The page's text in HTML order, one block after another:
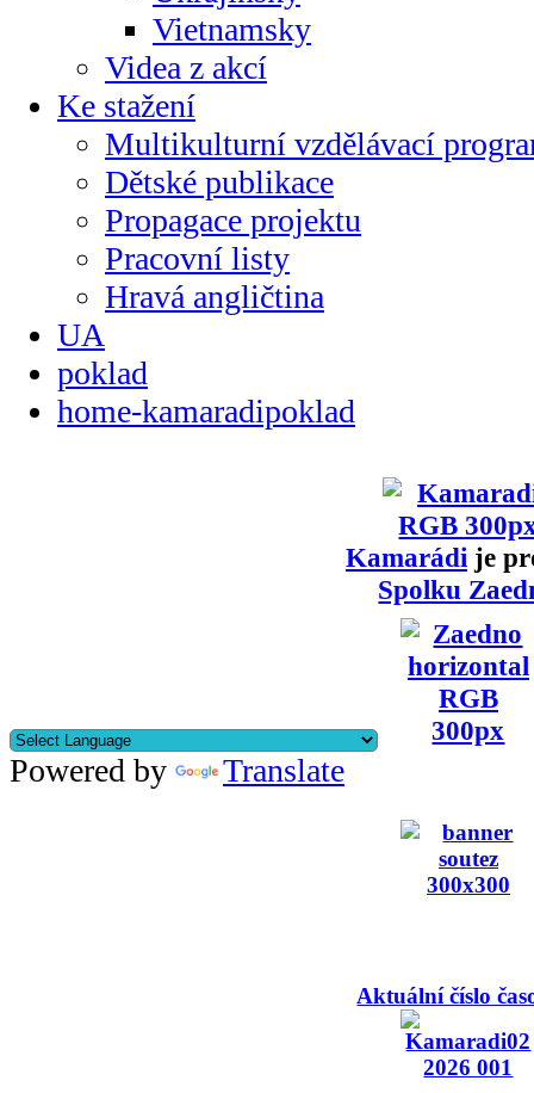
Vietnamsky
Videa z akcí
Ke stažení
Multikulturní vzdělávací
Dětské publikace
Propagace projektu
Pracovní listy
Hravá angličtina
UA
poklad
home-kamaradipoklad
Kamarádi je
Spolku
Powered by Translate
Aktuální číslo